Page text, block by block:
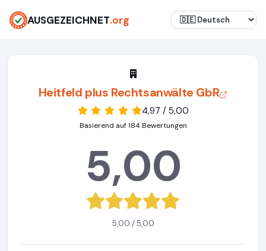
AUSGEZEICHNET.org
Heitfeld plus Rechtsanwälte GbR
4,97 / 5,00
Basierend auf 184 Bewertungen
5,00
5,00 / 5,00